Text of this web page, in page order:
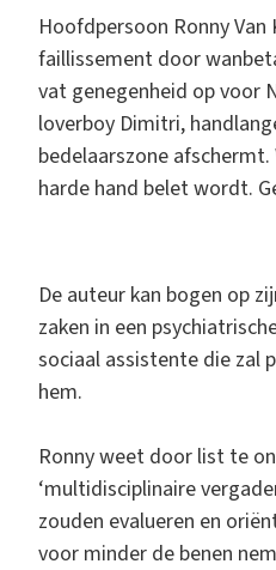
Hoofdpersoon Ronny
faillissement door
vat genegenheid op voor
loverboy Dimitri,
bedelaarszone
harde hand belet wordt.
De auteur kan bogen op
zaken in een
sociaal assistente die zal
hem.
Ronny weet door list te
‘multidisciplinaire
zouden evalueren en
voor minder de benen